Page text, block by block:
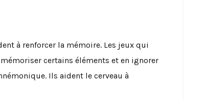
à renforcer la mémoire. Les jeux qui
certains éléments et en ignorer
Ils aident le cerveau à